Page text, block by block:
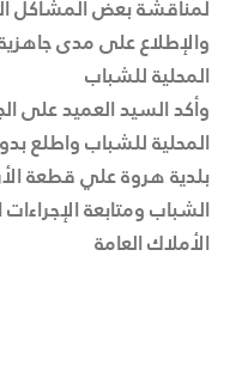
لمناقشة بعض المشاكل
والإطلاع على مدى
المحلية للشباب
وأكد السيد العميد على
المحلية للشباب واطلع
بلدية هروة علي قطعة
الشباب ومتابعة
الأملاك العامة